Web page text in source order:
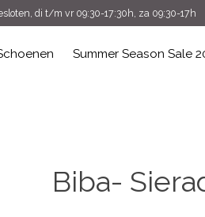
di t/m vr 09:30-17:30h, za 09:30-17h
Summer Season Sale
Biba-